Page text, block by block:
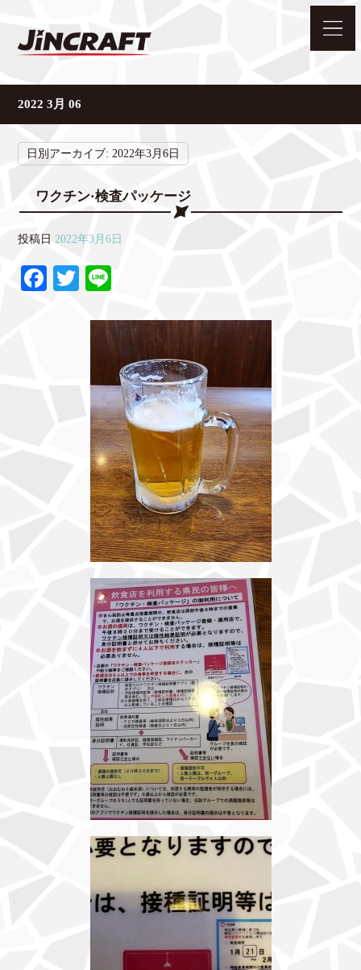
2022 3月 06
日別アーカイブ:2022年3月6日
ワクチン·検査パッケージ
投稿日 2022年3月6日
Fa T
tte